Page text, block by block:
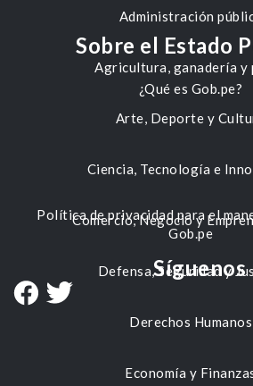
Administración
Agricultura, ganadería y
Arte, Deporte y
Ciencia, Tecnología e
Comercio, Negocio y
Defensa, Seguridad y
Derechos Humanos
Economía y
Sobre el Estado
¿Qué es Gob.pe?
Política de privacidad para el
Gob.pe
Síguenos